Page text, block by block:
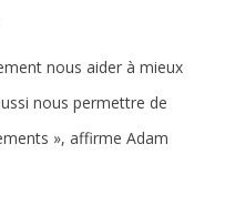
nous aider à mieux
nous permettre de
», affirme Adam